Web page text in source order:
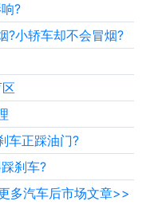
?
?小轿车却不会冒烟?
车正踩油门?
刹车?
多汽车后市场文章>>